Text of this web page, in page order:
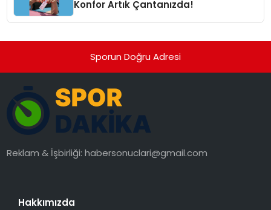
Konfor Artık Çantanızda!
Sporun Doğru Adresi
Reklam & İşbirliği:habersonuclari@gmail.com
Hakkımızda